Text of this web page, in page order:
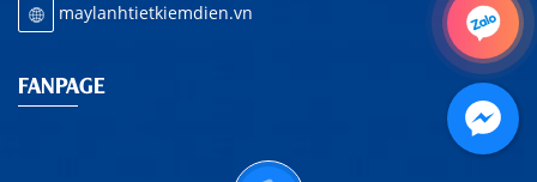
maylanhtietkiemdien.vn
FANPAGE